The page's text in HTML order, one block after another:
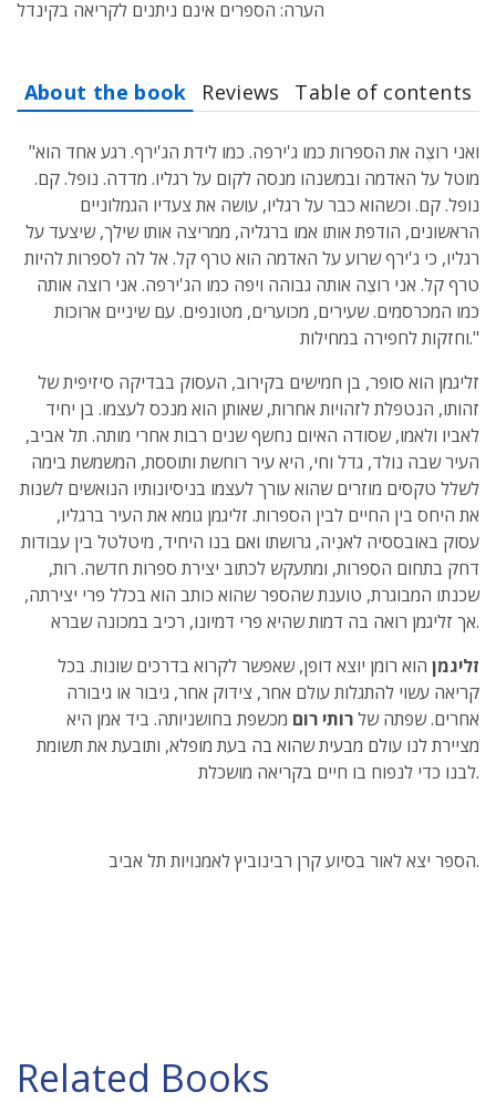
הערה: הספרים אינם ניתנים לקריאה בקינדל
About the book Reviews Table of contents
"ואני רוצֶה את הספרות כמו ג'ירפה. כמו לידת הג'ירף. רגע אחד הוא
מוטל על האדמה ובמשנהו מנסה לקום על רגליו. מדדה. נופל. קם.
נופל. קם. וכשהוא כבר על רגליו, עושה את צעדיו הגמלוניים
הראשונים, הודפת אותו אמו ברגליה, ממריצה אותו שילך, שיצעד על
רגליו, כי ג'ירף שרוע על האדמה הוא טרף קל. אל לה לספרות להיות
טרף קל. אני רוצֶה אותה גבוהה ויפה כמו הג'ירפה. אני רוצה אותה
כמו המכרסמים. שעירים, מכוערים, מטונפים. עם שיניים ארוכות
וחזקות לחפירה במחילות."
זליגמן הוא סופר, בן חמישים בקירוב, העסוק בבדיקה סיזיפית של
זהותו, הנטפלת לזהויות אחרות, שאותן הוא מנכס לעצמו. בן יחיד
לאביו ולאמו, שסודה האיום נחשף שנים רבות אחרי מותה. תל אביב,
העיר שבה נולד, גדל וחי, היא עיר רוחשת ותוססת, המשמשת בימה
לשלל טקסים מוזרים שהוא עורך לעצמו בניסיונותיו הנואשים לשנות
את היחס בין החיים לבין הספרות. זליגמן גומא את העיר ברגליו,
עסוק באובססיה לאנְיה, גרושתו ואם בנו היחיד, מיטלטל בין עבודות
דחק בתחום הסִפרות, ומתעקש לכתוב יצירת ספרות חדשה. רות,
שכנתו המבוגרת, טוענת שהספר שהוא כותב הוא בכלל פרי יצירתה,
אך זליגמן רואה בה דמות שהיא פרי דמיונו, רכיב במכונה שברא.
זליגמן הוא רומן יוצא דופן, שאפשר לקרוא בדרכים שונות. בכל
קריאה עשוי להתגלות עולם אחר, צידוק אחר, גיבור או גיבורה
אחרים. שפתה שלרותי רום מכשפת בחושניותה. ביד אמן היא
מציירת לנו עולם מבעית שהוא בה בעת מופלא, ותובעת את תשומת
לבנו כדי לנפוח בו חיים בקריאה מושכלת.
הספר יצא לאור בסיוע קרן רבינוביץ לאמנויות תל אביב.
Related Books